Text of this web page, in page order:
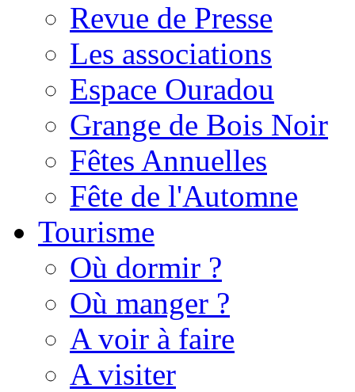
Revue de Presse
Les associations
Espace Ouradou
Grange de Bois Noir
Fêtes Annuelles
Fête de l'Automne
Tourisme
Où dormir ?
Où manger ?
A voir à faire
A visiter